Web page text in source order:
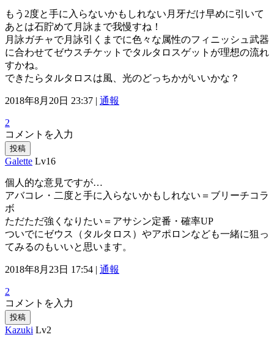
もう2度と手に入らないかもしれない月牙だけ早めに引いて
あとは石貯めて月詠まで我慢すね！
月詠ガチャで月詠引くまでに色々な属性のフィニッシュ武器
に合わせてゼウスチケットでタルタロスゲットが理想の流れ
すかね。
できたらタルタロスは風、光のどっちかがいいかな？
2018年8月20日 23:37 | 通報
2
コメントを入力
投稿
Galette Lv16
個人的な意見ですが…
アバコレ・二度と手に入らないかもしれない＝ブリーチコラ
ボ
ただただ強くなりたい＝アサシン定番・確率UP
ついでにゼウス（タルタロス）やアポロンなども一緒に狙っ
てみるのもいいと思います。
2018年8月23日 17:54 | 通報
2
コメントを入力
投稿
Kazuki Lv2